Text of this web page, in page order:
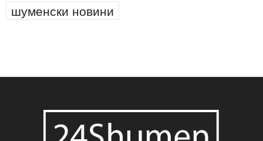
шуменски новини